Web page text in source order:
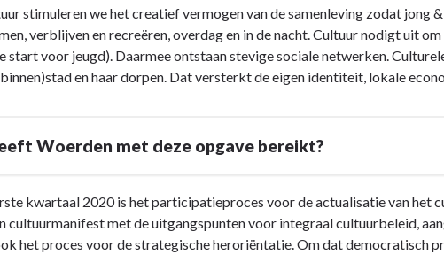
stimuleren we het creatief vermogen van de samenleving zodat jong
verblijven en recreëren, overdag en in de nacht. Cultuur nodigt uit
start voor jeugd). Daarmee ontstaan stevige sociale netwerken.
en haar dorpen. Dat versterkt de eigen identiteit, lokale
Woerden met deze opgave bereikt?
kwartaal 2020 is het participatieproces voor de actualisatie van het
cultuurmanifest met de uitgangspunten voor integraal cultuurbeleid,
het proces voor de strategische heroriëntatie. Om dat democratisch